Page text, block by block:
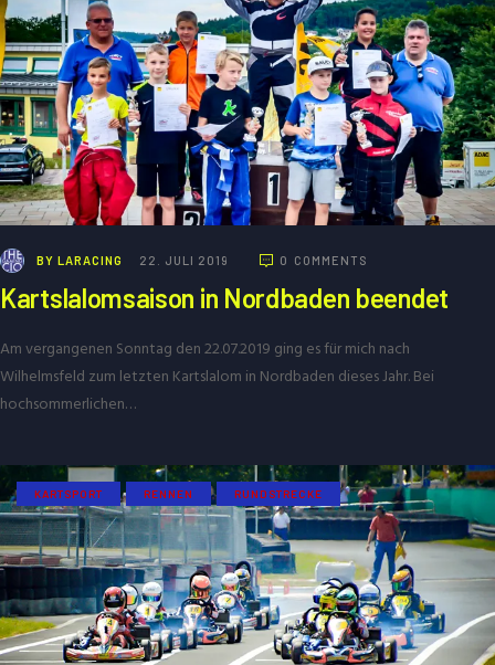
BY LARACING 22. JULI 2019 0 COMMENTS
Kartslalomsaison in Nordbaden beendet
Am vergangenen Sonntag den 22.07.2019 ging es für mich nach
Wilhelmsfeld zum letzten Kartslalom in Nordbaden dieses Jahr. Bei
hochsommerlichen…
KARTSPORT RENNEN RUNDSTRECKE